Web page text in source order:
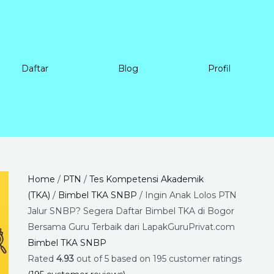
Daftar Blog Profil
Home / PTN / Tes Kompetensi Akademik
(TKA) / Bimbel TKA SNBP / Ingin Anak Lolos PTN
Jalur SNBP? Segera Daftar Bimbel TKA di Bogor
Bersama Guru Terbaik dari LapakGuruPrivat.com
Bimbel TKA SNBP
Rated 4.93out of 5 based on 195customer ratings
Price
range:
Rp6.720.000
through
Ingin
Anak
Lolos
PTN
Jalur
SNBP?